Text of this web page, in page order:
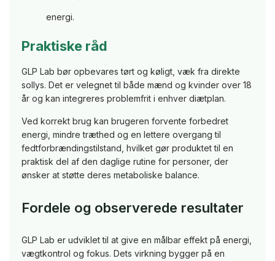
energi.
Praktiske råd
GLP Lab bør opbevares tørt og køligt, væk fra direkte
sollys. Det er velegnet til både mænd og kvinder over 18
år og kan integreres problemfrit i enhver diætplan.
Ved korrekt brug kan brugeren forvente forbedret
energi, mindre træthed og en lettere overgang til
fedtforbrændingstilstand, hvilket gør produktet til en
praktisk del af den daglige rutine for personer, der
ønsker at støtte deres metaboliske balance.
Fordele og observerede resultater
GLP Lab er udviklet til at give en målbar effekt på energi,
vægtkontrol og fokus. Dets virkning bygger på en